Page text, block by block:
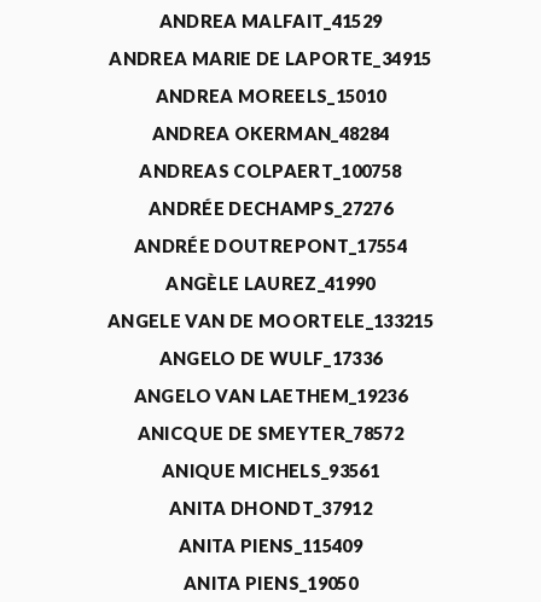
ANDREA MALFAIT_41529
ANDREA MARIE DE LAPORTE_34915
ANDREA MOREELS_15010
ANDREA OKERMAN_48284
ANDREAS COLPAERT_100758
ANDRÉE DECHAMPS_27276
ANDRÉE DOUTREPONT_17554
ANGÈLE LAUREZ_41990
ANGELE VAN DE MOORTELE_133215
ANGELO DE WULF_17336
ANGELO VAN LAETHEM_19236
ANICQUE DE SMEYTER_78572
ANIQUE MICHELS_93561
ANITA DHONDT_37912
ANITA PIENS_115409
ANITA PIENS_19050